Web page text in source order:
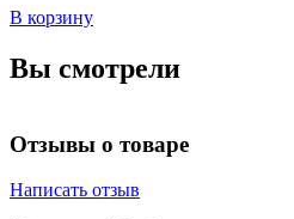
В корзину
Вы смотрели
Отзывы о товаре
Написать отзыв